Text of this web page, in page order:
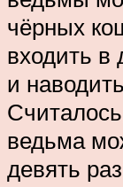
чёрных
входить в
и
ведьма
девять